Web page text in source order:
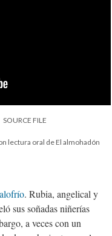
SOURCE FILE
lectura oral de El almohadón
. Rubia, angelical y
sus soñadas niñerías
a veces con un